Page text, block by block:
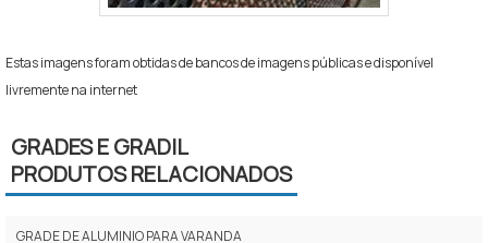
Estas imagens foram obtidas de bancos de imagens públicas e disponível
livremente na internet
GRADES E GRADIL
PRODUTOS RELACIONADOS
GRADE DE ALUMINIO PARA VARANDA